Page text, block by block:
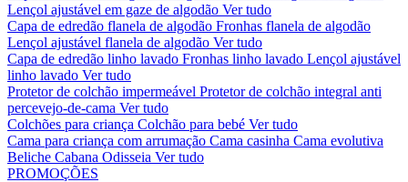
Lençol ajustável em gaze de algodão Ver tudo
Capa de edredão flanela de algodão Fronhas flanela de algodão
Lençol ajustável flanela de algodão Ver tudo
Capa de edredão linho lavado Fronhas linho lavado Lençol ajustável
linho lavado Ver tudo
Protetor de colchão impermeável Protetor de colchão integral anti
percevejo-de-cama Ver tudo
Colchões para criança Colchão para bebé Ver tudo
Cama para criança com arrumação Cama casinha Cama evolutiva
Beliche Cabana Odisseia Ver tudo
PROMOÇÕES